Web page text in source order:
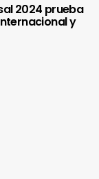
2024 prueba
y